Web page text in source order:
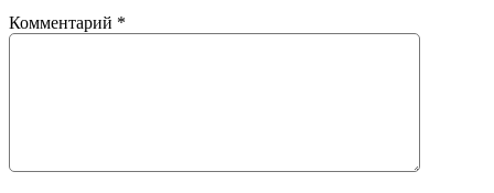
Комментарий *